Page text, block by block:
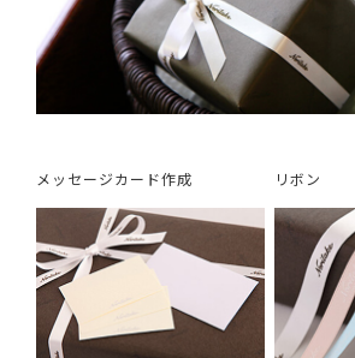
メッセージカード作成 リボン